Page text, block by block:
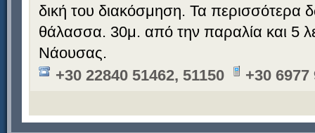
δική του διακόσμηση. Τα περισσότερα
θάλασσα. 30μ. από την παραλία και 5
Νάουσας.
+30 22840 51462, 51150
+30 6977